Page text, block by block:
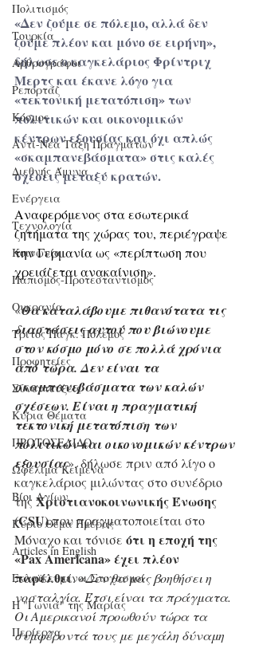
Πολιτισμός
Τουρκία
Αρθρογράφοι
Ρεπορτάζ
Κόσμος
Αντί-Νέα Τάξη Πραγμάτων
Διεθνής Άμυνα
Ενέργεια
Τεχνολογία
Κοινωνία
Παπισμός-Προτεσταντισμός
Ουκρανία
Τρίτος Παγκ. Πόλεμος
Προφητείες
Συνεντεύξεις
Κύρια Θέματα
ΠΡΩΤΟΣΕΛΙΔΟ
Ωφέλιμα Κείμενα
Βίοι Αγίων
Κύριο Θέμα Ημέρας
Articles in English
Εκλαϊκευμένοι Στοχασμοί
Η "Γωνιά" της Μαρίας
Περίεργα
«Δεν ζούμε σε πόλεμο, αλλά δεν
ζούμε πλέον και μόνο σε ειρήνη»,
δήλωσε ο καγκελάριος Φρίντριχ
Μερτς και έκανε λόγο για
«τεκτονική μετατόπιση» των
πολιτικών και οικονομικών
κέντρων εξουσίας και όχι απλώς
«σκαμπανεβάσματα» στις καλές
σχέσεις μεταξύ κρατών.
Αναφερόμενος στα εσωτερικά
ζητήματα της χώρας του, περιέγραψε
την Γερμανία ως «περίπτωση που
χρειάζεται ανακαίνιση».
«Θα καταλάβουμε πιθανότατα τις
διαστάσεις αυτού που βιώνουμε
στον κόσμο μόνο σε πολλά χρόνια
από τώρα. Δεν είναι τα
σκαμπανεβάσματα των καλών
σχέσεων. Είναι η πραγματική
τεκτονική μετατόπιση των
πολιτικών και οικονομικών κέντρων
εξουσίας», δήλωσε πριν από λίγο ο
καγκελάριος μιλώντας στο συνέδριο
της Χριστιανοκοινωνικής Ένωσης
(CSU) που πραγματοποιείται στο
Μόναχο και τόνισε ότι η εποχή της
«Pax Americana» έχει πλέον
παρέλθει. «Δεν θα μας βοηθήσει η
νοσταλγία. Έτσι είναι τα πράγματα.
Οι Αμερικανοί προωθούν τώρα τα
συμφέροντά τους με μεγάλη δύναμη